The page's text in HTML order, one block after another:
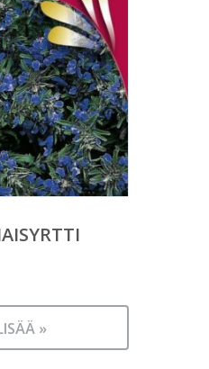
»